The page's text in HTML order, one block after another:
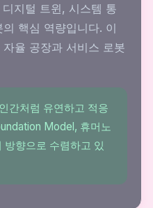
지털 트윈, 시스템 통
핵심 역량입니다. 이
율 공장과 서비스 로봇
간처럼 유연하고 적응
Model, 휴머노
방향으로 수렴하고 있